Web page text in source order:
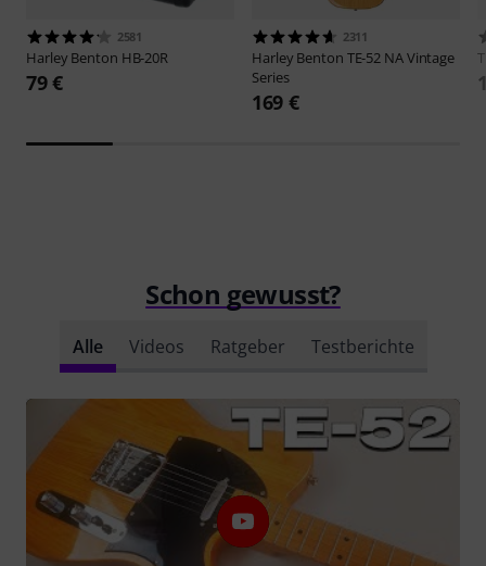
2581
Harley Benton HB-20R
79 €
2311
Harley Benton TE-52 NA Vintage
Series
169 €
Schon gewusst?
Alle Videos Ratgeber Testberichte